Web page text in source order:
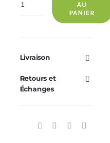
thermostatique
condensation
AU
PANIER
Livraison
Retours et
Échanges